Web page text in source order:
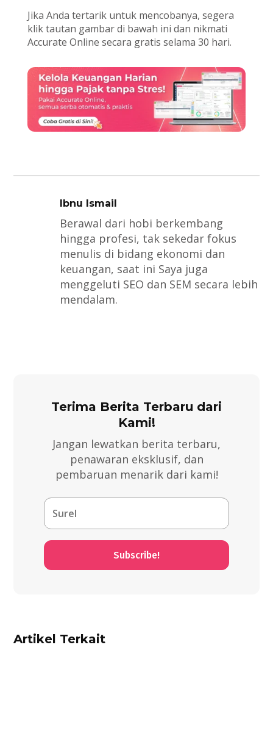
Jika Anda tertarik untuk mencobanya, segera
klik tautan gambar di bawah ini dan nikmati
Accurate Online secara gratis selama 30 hari.
Ibnu Ismail
Berawal dari hobi berkembang
hingga profesi, tak sekedar fokus
menulis di bidang ekonomi dan
keuangan, saat ini Saya juga
menggeluti SEO dan SEM secara lebih
mendalam.
Terima Berita Terbaru dari
Kami!
Jangan lewatkan berita terbaru,
penawaran eksklusif, dan
pembaruan menarik dari kami!
Subscribe!
Artikel Terkait